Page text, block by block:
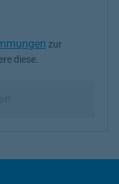
zur Kenntnis
zur
diese.